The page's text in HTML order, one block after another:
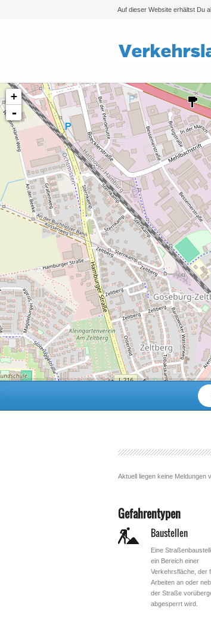
Auf dieser Website erhältst Du
+
-
Aktuell liegen keine Meldungen
Gefahrentypen
Baustellen
Eine
ein Bereich einer
Verkehrsfläche, der
Arbeiten an oder
der Straße
abgesperrt wird.